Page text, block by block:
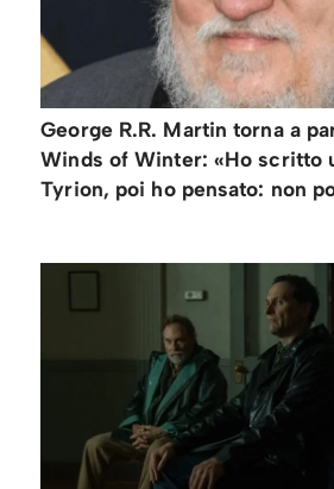
George R.R. Martin torna a
Winds of Winter: «Ho scritto
Tyrion, poi ho pensato: non